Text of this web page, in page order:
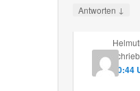
Antworten ↓
schrieb
20:44